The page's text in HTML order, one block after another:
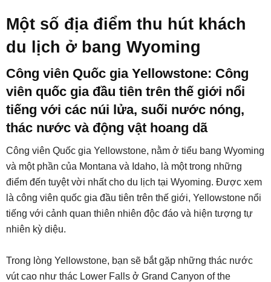
Một số địa điểm thu hút khách
du lịch ở bang Wyoming
Công viên Quốc gia Yellowstone: Công
viên quốc gia đầu tiên trên thế giới nổi
tiếng với các núi lửa, suối nước nóng,
thác nước và động vật hoang dã
Công viên Quốc gia Yellowstone, nằm ở tiểu bang Wyoming
và một phần của Montana và Idaho, là một trong những
điểm đến tuyệt vời nhất cho du lịch tại Wyoming. Được xem
là công viên quốc gia đầu tiên trên thế giới, Yellowstone nổi
tiếng với cảnh quan thiên nhiên độc đáo và hiện tượng tự
nhiên kỳ diệu.
Trong lòng Yellowstone, bạn sẽ bắt gặp những thác nước
vút cao như thác Lower Falls ở Grand Canyon of the